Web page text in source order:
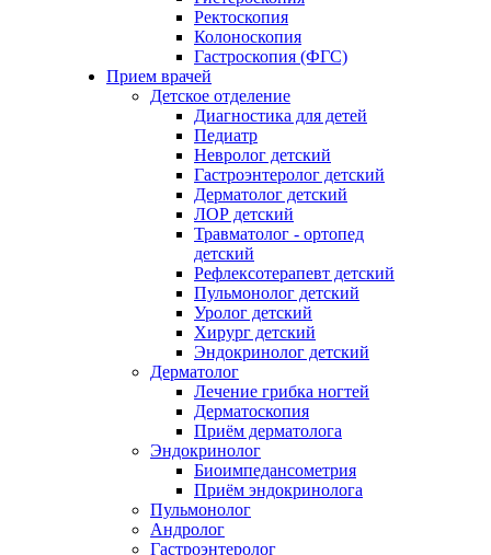
Ректоскопия
Колоноскопия
Гастроскопия (ФГС)
Прием врачей
Детское отделение
Диагностика для детей
Педиатр
Невролог детский
Гастроэнтеролог детский
Дерматолог детский
ЛОР детский
Травматолог - ортопед
детский
Рефлексотерапевт детский
Пульмонолог детский
Уролог детский
Хирург детский
Эндокринолог детский
Дерматолог
Лечение грибка ногтей
Дерматоскопия
Приём дерматолога
Эндокринолог
Биоимпедансометрия
Приём эндокринолога
Пульмонолог
Андролог
Гастроэнтеролог